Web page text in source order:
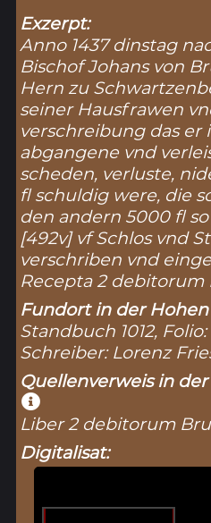
Exzerpt:
Anno 1437 dinstag
Bischof Johans von
Hern zu
seiner Hausfrawen
verschreibung das
abgangene vnd
scheden, verluste,
fl schuldig were, die
den andern 5000 fl
[492v] vf Schlos vnd
verschriben vnd
Recepta 2 debitorum
Fundort in der
Standbuch 1012,
Schreiber: Lorenz
Quellenverweis in
Liber 2 debitorum
Digitalisat: